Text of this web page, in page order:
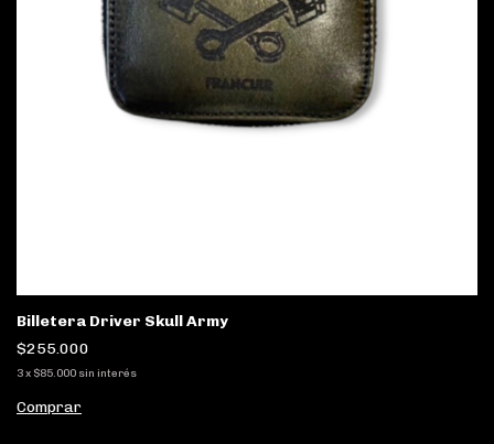
Billetera Driver Skull Army
$255.000
3x $85.000 sin interés
Comprar